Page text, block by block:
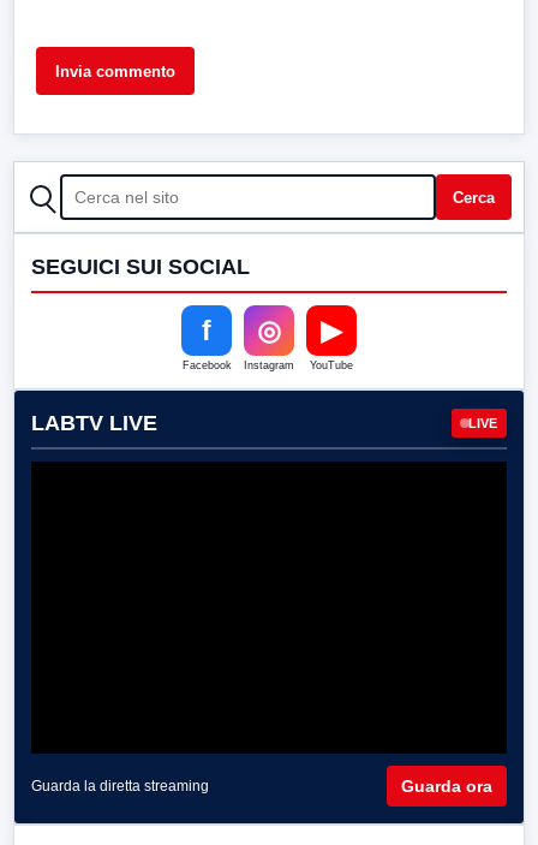
CERCA Cerca
SEGUICI SUI SOCIAL
f
Facebook
◎
Instagram
▶
YouTube
LABTV LIVE LIVE
Guarda la diretta streaming Guarda ora